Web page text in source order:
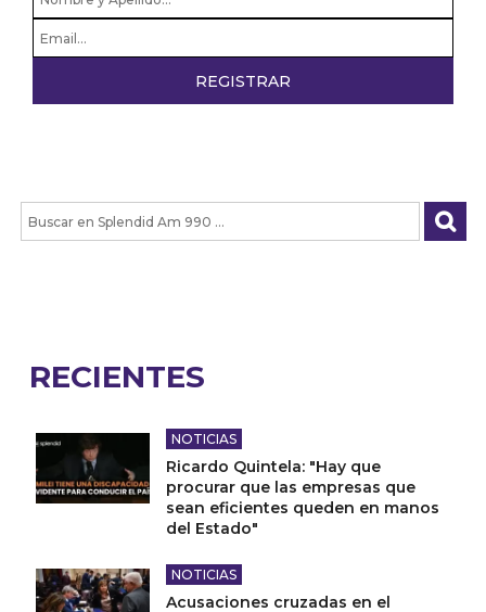
RECIENTES
NOTICIAS
Ricardo Quintela: "Hay que
procurar que las empresas que
sean eficientes queden en manos
del Estado"
NOTICIAS
Acusaciones cruzadas en el